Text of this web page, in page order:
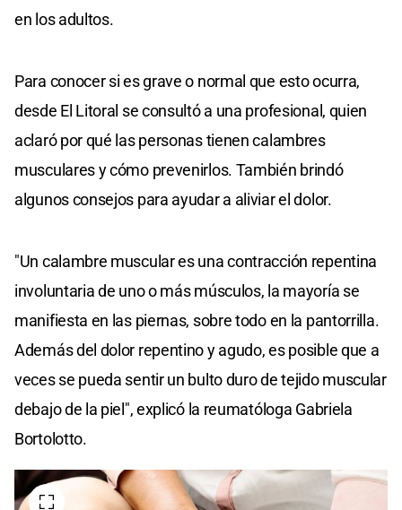
en los adultos.
Para conocer si es grave o normal que esto ocurra,
desde El Litoral se consultó a una profesional, quien
aclaró por qué las personas tienen calambres
musculares y cómo prevenirlos. También brindó
algunos consejos para ayudar a aliviar el dolor.
"Un calambre muscular es una contracción repentina
involuntaria de uno o más músculos, la mayoría se
manifiesta en las piernas, sobre todo en la pantorrilla.
Además del dolor repentino y agudo, es posible que a
veces se pueda sentir un bulto duro de tejido muscular
debajo de la piel", explicó la reumatóloga Gabriela
Bortolotto.